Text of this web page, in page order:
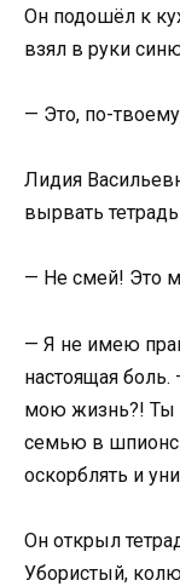
Он подошёл к
взял в руки
— Это, по-
Лидия
вырвать
— Не смей! Это
— Я не имею
настоящая
мою жизнь?! Ты
семью в
оскорблять и
Он открыл
Убористый,